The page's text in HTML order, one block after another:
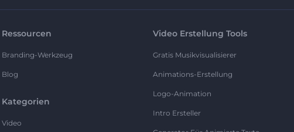
Ressourcen
Branding-Werkzeug
Blog
Kategorien
Video
Video Erstellung Tools
Gratis Musikvisualisierer
Animations-Erstellung
Logo-Animation
Intro Ersteller